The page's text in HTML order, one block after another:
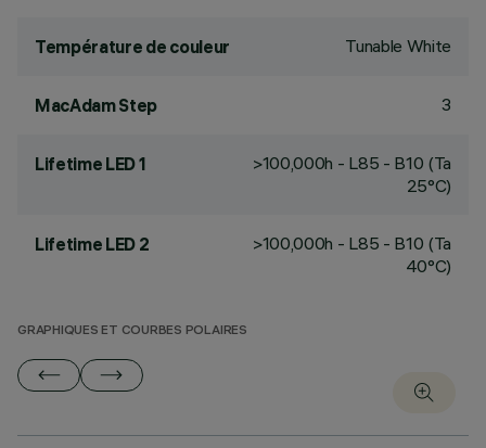
Température de couleur Tunable White
MacAdam Step 3
Lifetime LED 1
>100,000h - L85 - B10 (Ta
25°C)
Lifetime LED 2
>100,000h - L85 - B10 (Ta
40°C)
GRAPHIQUES ET COURBES POLAIRES